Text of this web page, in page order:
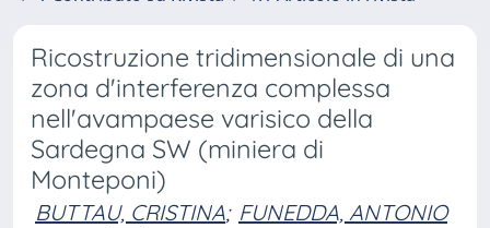
Ricostruzione tridimensionale di una
zona d'interferenza complessa
nell'avampaese varisico della
Sardegna SW (miniera di
Monteponi)
BUTTAU, CRISTINA; FUNEDDA, ANTONIO